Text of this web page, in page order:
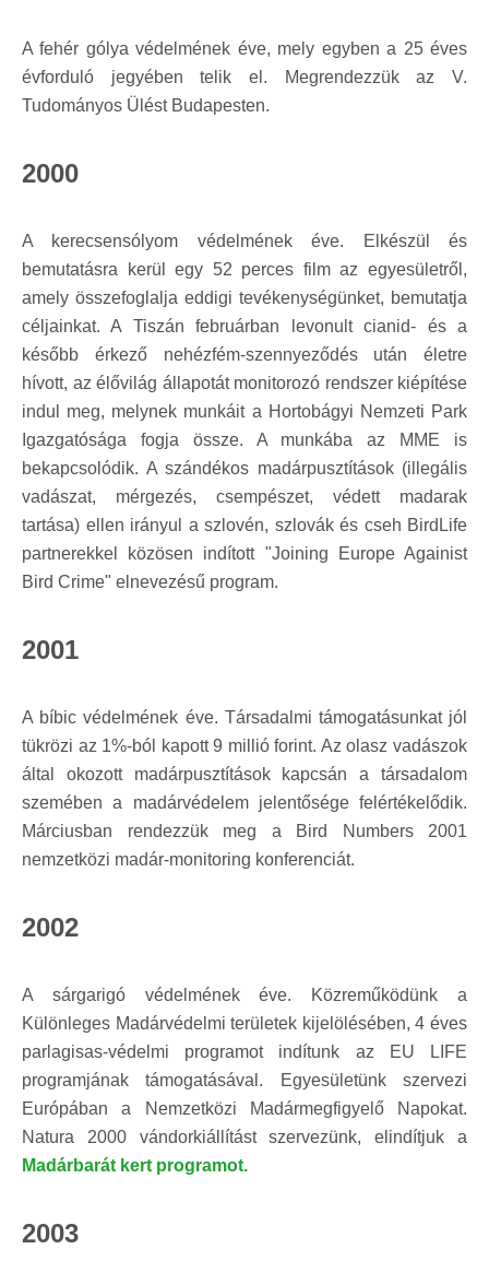
A fehér gólya védelmének éve, mely egyben a 25 éves
évforduló jegyében telik el. Megrendezzük az V.
Tudományos Ülést Budapesten.
2000
A kerecsensólyom védelmének éve. Elkészül és
bemutatásra kerül egy 52 perces film az egyesületről,
amely összefoglalja eddigi tevékenységünket, bemutatja
céljainkat. A Tiszán februárban levonult cianid- és a
később érkező nehézfém-szennyeződés után életre
hívott, az élővilág állapotát monitorozó rendszer kiépítése
indul meg, melynek munkáit a Hortobágyi Nemzeti Park
Igazgatósága fogja össze. A munkába az MME is
bekapcsolódik. A szándékos madárpusztítások (illegális
vadászat, mérgezés, csempészet, védett madarak
tartása) ellen irányul a szlovén, szlovák és cseh BirdLife
partnerekkel közösen indított "Joining Europe Againist
Bird Crime" elnevezésű program.
2001
A bíbic védelmének éve. Társadalmi támogatásunkat jól
tükrözi az 1%-ból kapott 9 millió forint. Az olasz vadászok
által okozott madárpusztítások kapcsán a társadalom
szemében a madárvédelem jelentősége felértékelődik.
Márciusban rendezzük meg a Bird Numbers 2001
nemzetközi madár-monitoring konferenciát.
2002
A sárgarigó védelmének éve. Közreműködünk a
Különleges Madárvédelmi területek kijelölésében, 4 éves
parlagisas-védelmi programot indítunk az EU LIFE
programjának támogatásával. Egyesületünk szervezi
Európában a Nemzetközi Madármegfigyelő Napokat.
Natura 2000 vándorkiállítást szervezünk, elindítjuk a
Madárbarát kert programot.
2003